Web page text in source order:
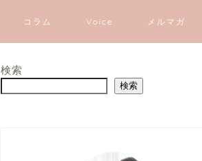
コラム Voice メルマガ
検索
検索